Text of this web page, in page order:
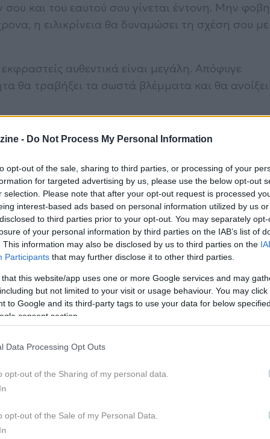
- Do Not Process My Personal Information
opt-out of the sale, sharing to third parties, or processing of your
for targeted advertising by us, please use the below opt-out
selection. Please note that after your opt-out request is processed
interest-based ads based on personal information utilized by us
to third parties prior to your opt-out. You may separately
of your personal information by third parties on the IAB’s list of
This information may also be disclosed by us to third parties on the
Participants that may further disclose it to other third parties.
that this website/app uses one or more Google services and may
but not limited to your visit or usage behaviour. You may
to Google and its third-party tags to use your data for below
consent section.
Data Processing Opt Outs
opt-out of the Sharing of my personal data.
opt-out of the Sale of my Personal Data.
και του εαυτού σου γίνεται έντονη. Μην
η ειλικρίνεια θα δυναμώσει τη σχέση σου
αυθεντικά είναι μεγάλη. Απόφυγε
θα τραβήξει τα σωστά βλέμματα και θα ανοίξει
σε χώρο και μυαλό. Τακτοποίησε σκέψεις,
για αποφάσεις που θα φέρουν ρεαλιστική
σαφήνεια. Μικρές εντάσεις μπορεί να
χρειάζεται να εκφραστείς πιο καθαρά.
και υποθέσεις. Ό,τι απέφευγες έρχεται στην
αποφάσεις με αυθεντικότητα, χωρίς να
σχεδιασμό. Απέφυγε βιαστικές
ξεκινήσεις νέα έργα ή σχέδια.
ωθούν να δράσεις. Σκέψου πρακτικά και κράτα
ως κινητήριο δύναμη για πρόοδο.
πρωτοτυπία έρχεται στο προσκήνιο.